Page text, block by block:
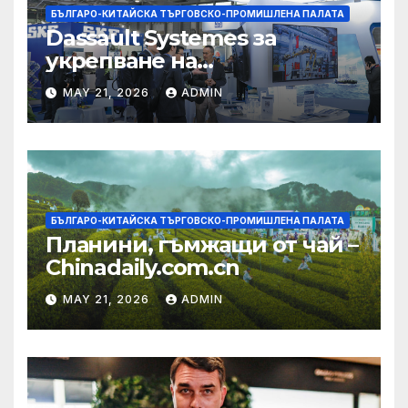
БЪЛГАРО-КИТАЙСКА ТЪРГОВСКО-ПРОМИШЛЕНА ПАЛАТА
Dassault Systemes за
укрепване на
изграждането на AI
екосистема в Китай
MAY 21, 2026 ADMIN
БЪЛГАРО-КИТАЙСКА ТЪРГОВСКО-ПРОМИШЛЕНА ПАЛАТА
Планини, гъмжащи от чай –
Chinadaily.com.cn
MAY 21, 2026 ADMIN